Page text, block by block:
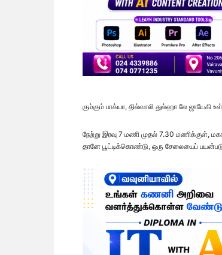
கும்கும் பாக்யா, தில்வாலி துல்ஹா லே ஜாயேகி
நேற்று இரவு 7 மணி முதல் 7.30 மணிக்குள்,
தானே பூட்டிக்கொண்டு, ஒரு சேலையைப்